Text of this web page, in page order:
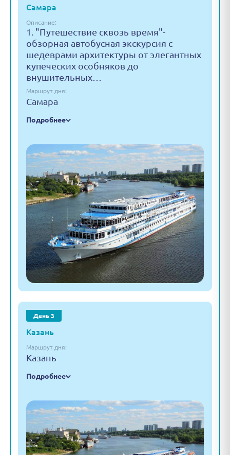
Самара
Описание:
1. "Путешествие сквозь время"-
обзорная автобусная экскурсия с
шедеврами архитектуры от элегантных
купеческих особняков до
внушительных…
Маршрут дня:
Самара
Подробнее
День 3
Казань
Маршрут дня:
Казань
Подробнее